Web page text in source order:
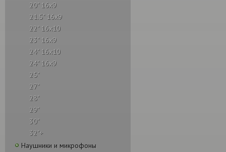
20" 16x9
21.5" 16x9
22" 16x10
23" 16x9
24" 16x10
24" 16x9
25"
27"
28"
29"
30"
32"+
Наушники и микрофоны